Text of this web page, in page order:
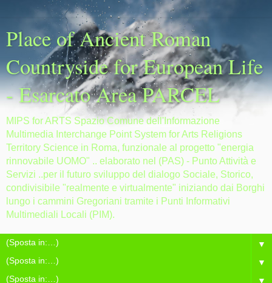
Place of Ancient Roman
Countryside for European Life
- Esarcato Area PARCEL
MIPS for ARTS Spazio Comune dell'Informazione
Multimedia Interchange Point System for Arts Religions
Territory Science in Roma, funzionale al progetto "energia
rinnovabile UOMO" .. elaborato nel (PAS) - Punto Attività e
Servizi ..per il futuro sviluppo del dialogo Sociale, Storico,
condivisibile "realmente e virtualmente" iniziando dai Borghi
lungo i cammini Gregoriani tramite i Punti Informativi
Multimediali Locali (PIM).
▼
▼
▼